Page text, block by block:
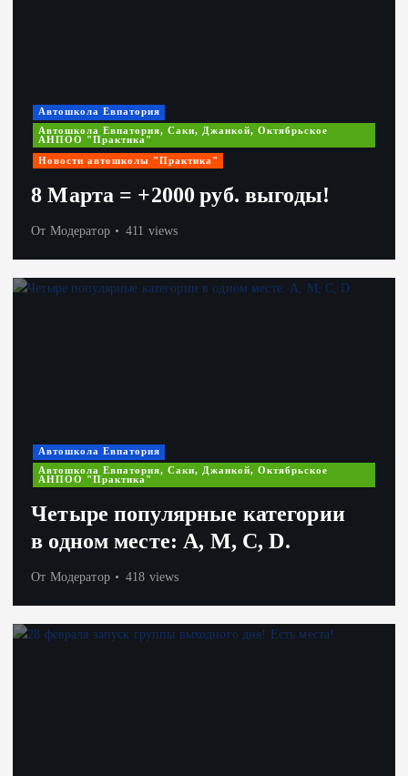
Автошкола Евпатория
Автошкола Евпатория, Саки, Джанкой, Октябрьское
АНПОО "Практика"
Новости автошколы "Практика"
8 Марта = +2000 руб. выгоды!
От Модератор 411 views
Автошкола Евпатория
Автошкола Евпатория, Саки, Джанкой, Октябрьское
АНПОО "Практика"
Четыре популярные категории
в одном месте: А, М, С, D.
От Модератор 418 views